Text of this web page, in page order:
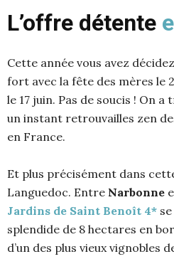
L’offre détente
Cette année vous avez
fort avec la fête des mères le
le 17 juin. Pas de soucis ! On
un instant retrouvailles zen
en France.
Et plus précisément dans
Languedoc. Entre Narbonne
Jardins de Saint Benoît 4*
splendide de 8 hectares en
d’un des plus vieux vignobles